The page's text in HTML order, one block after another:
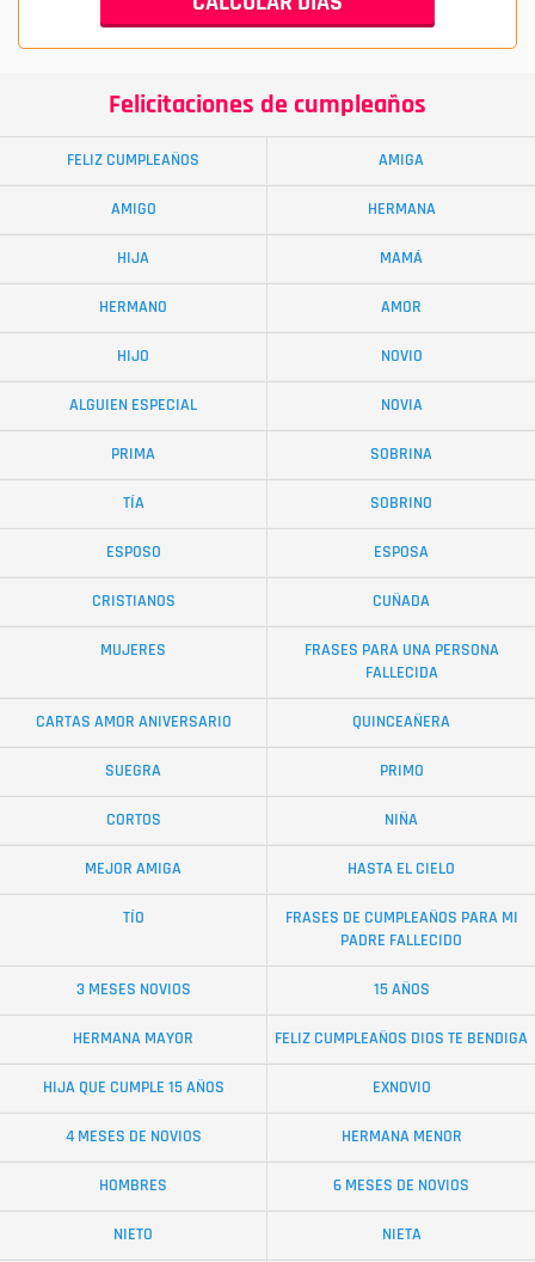
Felicitaciones de cumpleaños
FELIZ CUMPLEAÑOS AMIGA
AMIGO HERMANA
HIJA MAMÁ
HERMANO AMOR
HIJO NOVIO
ALGUIEN ESPECIAL NOVIA
PRIMA SOBRINA
TÍA SOBRINO
ESPOSO ESPOSA
CRISTIANOS CUÑADA
MUJERES
FRASES PARA UNA PERSONA
FALLECIDA
CARTAS AMOR ANIVERSARIO QUINCEAÑERA
SUEGRA PRIMO
CORTOS NIÑA
MEJOR AMIGA HASTA EL CIELO
TÍO
FRASES DE CUMPLEAÑOS PARA MI
PADRE FALLECIDO
3 MESES NOVIOS 15 AÑOS
HERMANA MAYOR FELIZ CUMPLEAÑOS DIOS TE BENDIGA
HIJA QUE CUMPLE 15 AÑOS EXNOVIO
4 MESES DE NOVIOS HERMANA MENOR
HOMBRES 6 MESES DE NOVIOS
NIETO NIETA